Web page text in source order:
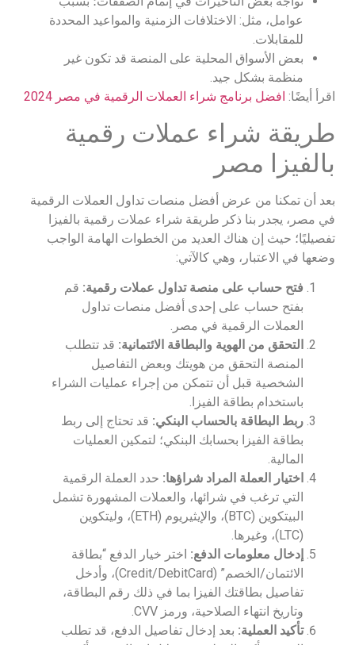
عوامل، مثل: الاختلافات الزمنية والمواعيد المحددة
للمقابلات.
بعض الأسواق المحلية على المنصة قد تكون غير
منظمة بشكل جيد.
اقرأ أيضًا: افضل برنامج شراء العملات الرقمية في مصر 2024
طريقة شراء عملات رقمية
بالفيزا مصر
بعد أن تمكنا من عرض أفضل منصات تداول العملات الرقمية
في مصر، يجدر بنا ذكر طريقة شراء عملات رقمية بالفيزا
تفصيليًا؛ حيث إن هناك العديد من الخطوات الهامة الواجب
وضعها في الاعتبار، وهي كالآتي:
فتح حساب على منصة تداول عملات رقمية: قم
بفتح حساب على إحدى أفضل منصات تداول
العملات الرقمية في مصر.
التحقق من الهوية والبطاقة الائتمانية: قد تتطلب
المنصة التحقق من هويتك وبعض التفاصيل
الشخصية قبل أن تتمكن من إجراء عمليات الشراء
باستخدام بطاقة الفيزا.
ربط البطاقة بالحساب البنكي: قد تحتاج إلى ربط
بطاقة الفيزا بحسابك البنكي؛ لتمكين العمليات
المالية.
اختيار العملة المراد شراؤها: حدد العملة الرقمية
التي ترغب في شرائها، والعملات المشهورة تشمل
البيتكوين (BTC)، والإيثيريوم (ETH)، وليتكوين
(LTC)، وغيرها.
إدخال معلومات الدفع: اختر خيار الدفع “بطاقة
الائتمان/الخصم” (Credit/DebitCard)، وأدخل
تفاصيل بطاقتك الفيزا بما في ذلك رقم البطاقة،
وتاريخ انتهاء الصلاحية، ورمز CVV.
تأكيد العملية: بعد إدخال تفاصيل الدفع، قد تطلب